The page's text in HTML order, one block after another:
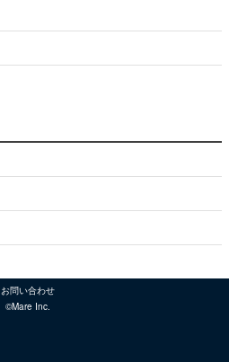
お問い合わせ
©Mare Inc.